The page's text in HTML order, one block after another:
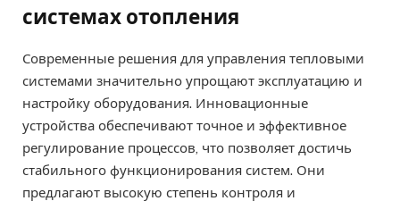
системах отопления
Современные решения для управления тепловыми
системами значительно упрощают эксплуатацию и
настройку оборудования. Инновационные
устройства обеспечивают точное и эффективное
регулирование процессов, что позволяет достичь
стабильного функционирования систем. Они
предлагают высокую степень контроля и